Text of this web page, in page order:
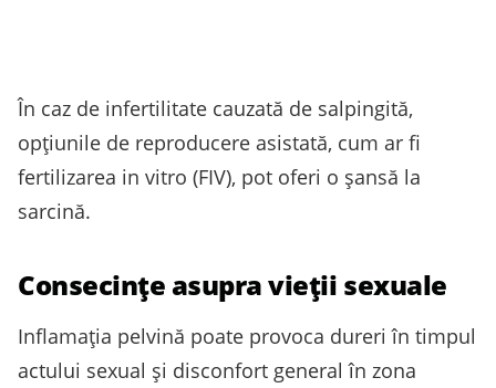
În caz de infertilitate cauzată de salpingită,
opțiunile de reproducere asistată, cum ar fi
fertilizarea in vitro (FIV), pot oferi o șansă la
sarcină.
Consecințe asupra vieții sexuale
Inflamația pelvină poate provoca dureri în timpul
actului sexual și disconfort general în zona